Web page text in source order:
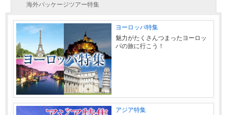
海外パッケージツアー特集
ヨーロッパ特集
魅力がたくさんつまったヨーロッ
パの旅に行こう！
アジア特集